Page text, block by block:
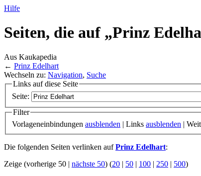
Hilfe
Seiten, die auf „Prinz
Aus Kaukapedia
← Prinz Edelhart
Wechseln zu: Navigation, Suche
Links auf diese Seite
Seite:
Filter
Vorlageneinbindungen ausblenden | Links ausblenden |
Die folgenden Seiten verlinken aufPrinz Edelhart:
Zeige (vorherige 50 | nächste 50) (20 | 50 | 100 | 250 | 500)